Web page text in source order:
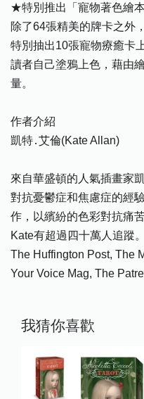
★特別推出「寵物著色繪
除了64張精美的牌卡之外
特別抽出10張寵物療癒卡
讀者自己塗鴉上色，藉由
量。
作者介紹
凱特․艾倫(Kate Allan)
來自華盛頓的人氣插畫家
對抗憂鬱症和焦慮症的經
作，以繽紛的色彩對抗痛
Kate有超過四十萬人追蹤
The Huffington Post, The
Your Voice Mag, The
我猜你喜歡